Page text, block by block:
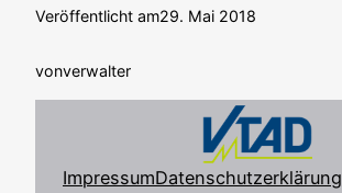
Veröffentlicht am29. Mai 2018
vonverwalter
ImpressumDatenschutzerklärung